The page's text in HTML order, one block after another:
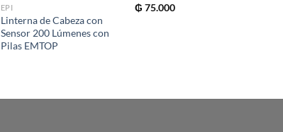
EPI
Linterna de Cabeza con
Sensor 200 Lúmenes con
Pilas EMTOP
₲ 75.000